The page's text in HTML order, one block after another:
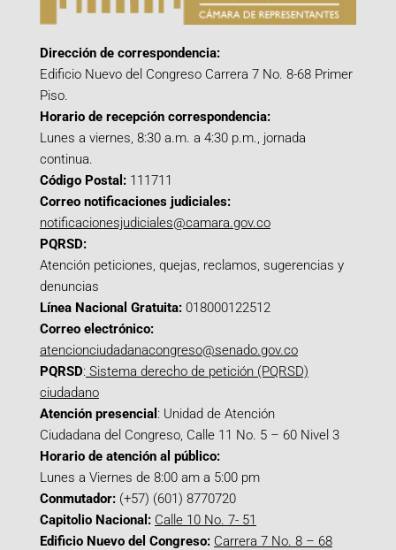
Dirección de correspondencia:
Edificio Nuevo del Congreso Carrera 7 No. 8-68 Primer
Piso.
Horario de recepción correspondencia:
Lunes a viernes, 8:30 a.m. a 4:30 p.m., jornada
continua.
Código Postal: 111711
Correo notificaciones judiciales:
notificacionesjudiciales@camara.gov.co
PQRSD:
Atención peticiones, quejas, reclamos, sugerencias y
denuncias
Línea Nacional Gratuita: 018000122512
Correo electrónico:
atencionciudadanacongreso@senado.gov.co
PQRSD: Sistema derecho de petición (PQRSD)
ciudadano
Atención presencial : Unidad de Atención
Ciudadana del Congreso, Calle 11 No. 5 – 60 Nivel 3
Horario de atención al público:
Lunes a Viernes de 8:00 am a 5:00 pm
Conmutador: (+57) (601) 8770720
Capitolio Nacional: Calle 10 No. 7- 51
Edificio Nuevo del Congreso: Carrera 7 No. 8 – 68